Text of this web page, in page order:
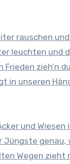
rauschen
leuchten und
Frieden zieh’n
in unseren
und Wiesen
Jüngste genau,
Wegen zieht